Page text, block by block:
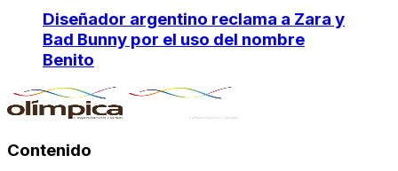
Diseñador argentino reclama a Zara y
Bad Bunny por el uso del nombre
Benito
Contenido